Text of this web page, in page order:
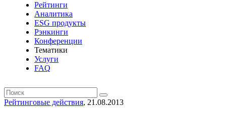
Рейтинги
Аналитика
ESG продукты
Рэнкинги
Конференции
Тематики
Услуги
FAQ
Рейтинговые действия, 21.08.2013